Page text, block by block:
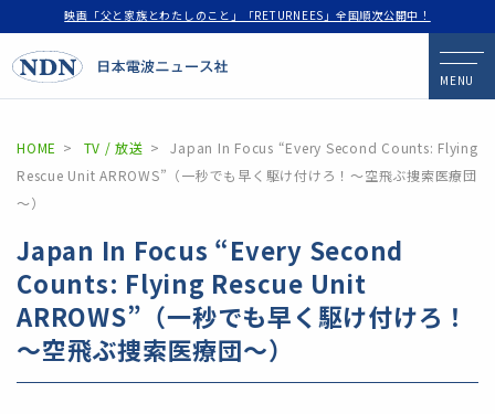
映画「父と家族とわたしのこと」「RETURNEES」全国順次公開中！
MENU
HOME TV / 放送
Japan In Focus “Every Second Counts: Flying
Rescue Unit ARROWS”（一秒でも早く駆け付けろ！～空飛ぶ捜索医療団
～）
Japan In Focus “Every Second
Counts: Flying Rescue Unit
ARROWS”（一秒でも早く駆け付けろ！
～空飛ぶ捜索医療団～）